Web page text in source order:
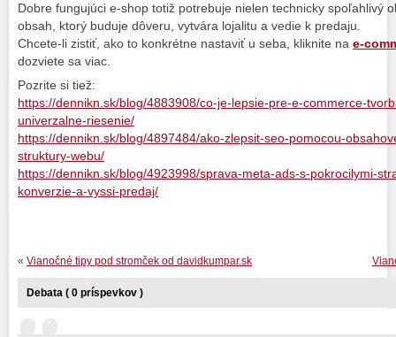
Dobre fungujúci e-shop totiž potrebuje nielen technicky spoľahlivý
obsah, ktorý buduje dôveru, vytvára lojalitu a vedie k predaju.
Chcete-li zistiť, ako to konkrétne nastaviť u seba, kliknite na e-
dozviete sa viac.
Pozrite si tiež:
https://dennikn.sk/blog/4883908/co-je-lepsie-pre-e-commerce-
univerzalne-riesenie/
https://dennikn.sk/blog/4897484/ako-zlepsit-seo-pomocou-
struktury-webu/
https://dennikn.sk/blog/4923998/sprava-meta-ads-s-pokrocilymi-
konverzie-a-vyssi-predaj/
« Vianočné tipy pod stromček od davidkumpar.sk
Debata ( 0 príspevkov )